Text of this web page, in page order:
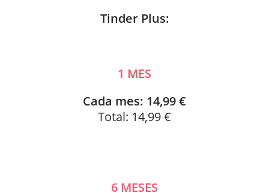
Tinder Plus:
1 MES
Cada mes: 14,99 €
Total: 14,99 €
6 MESES